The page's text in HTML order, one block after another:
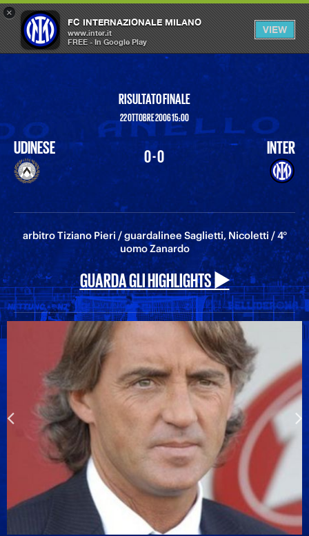
×
FC INTERNAZIONALE MILANO
www.inter.it
FREE - In Google Play
VIEW
OPEN
MENU
RISULTATO FINALE
22 OTTOBRE 2006 15:00
UDINESE 0 - 0 INTER
arbitro Tiziano Pieri / guardalinee Saglietti, Nicoletti / 4°
uomo Zanardo
GUARDA GLI HIGHLIGHTS ▶️